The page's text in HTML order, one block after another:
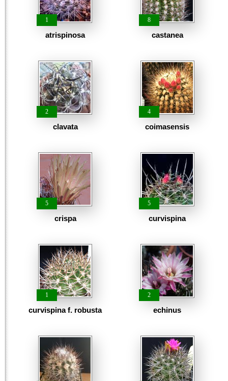
1
atrispinosa
8
castanea
2
clavata
4
coimasensis
5
crispa
5
curvispina
1
curvispina f. robusta
2
echinus